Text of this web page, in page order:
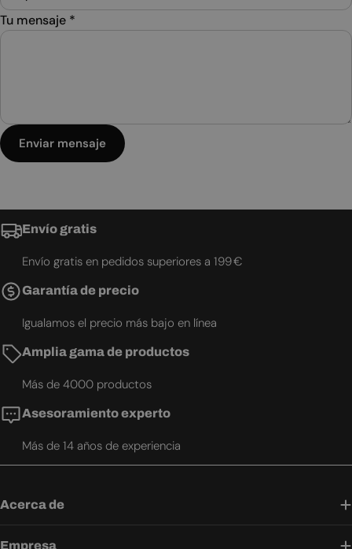
Tu mensaje *
Enviar mensaje
Envío gratis
Envío gratis en pedidos superiores a 199 €
Garantía de precio
Igualamos el precio más bajo en línea
Amplia gama de productos
Más de 4000 productos
Asesoramiento experto
Más de 14 años de experiencia
Acerca de
Empresa